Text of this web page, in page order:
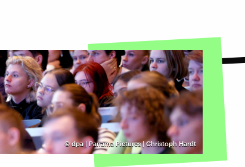
©dpa | Panama Pictures | Christoph Hardt